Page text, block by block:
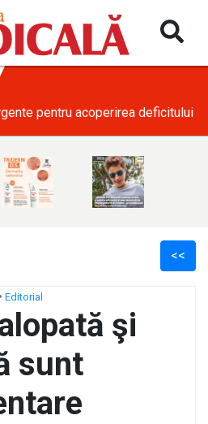
pentru acoperirea deficitului
<<
Editorial
şi
sunt